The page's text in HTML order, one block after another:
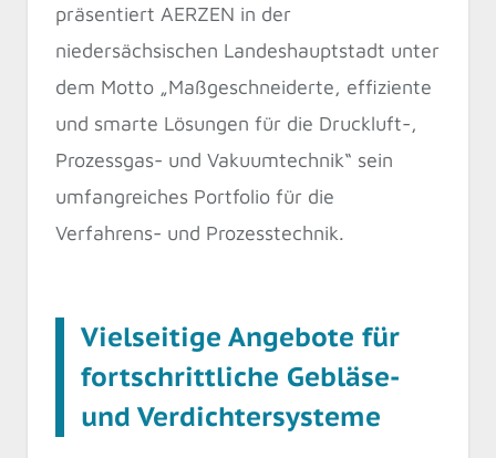
präsentiert AERZEN in der
niedersächsischen Landeshauptstadt unter
dem Motto „Maßgeschneiderte, effiziente
und smarte Lösungen für die Druckluft-,
Prozessgas- und Vakuumtechnik“ sein
umfangreiches Portfolio für die
Verfahrens- und Prozesstechnik.
Vielseitige Angebote für
fortschrittliche Gebläse-
und Verdichtersysteme